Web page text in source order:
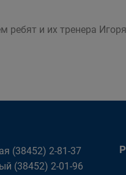
ребят и их тренера
(38452) 2-81-37
(38452) 2-01-96